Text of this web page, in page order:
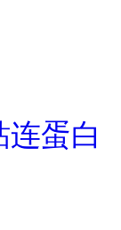
蛋白